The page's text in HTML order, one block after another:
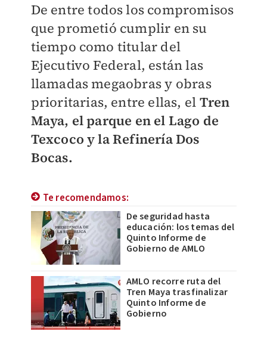
De entre todos los compromisos
que prometió cumplir en su
tiempo como titular del
Ejecutivo Federal, están las
llamadas megaobras y obras
prioritarias, entre ellas, el Tren
Maya, el parque en el Lago de
Texcoco y la Refinería Dos
Bocas.
Te recomendamos:
De seguridad hasta
educación: los temas del
Quinto Informe de
Gobierno de AMLO
AMLO recorre ruta del
Tren Maya tras finalizar
Quinto Informe de
Gobierno